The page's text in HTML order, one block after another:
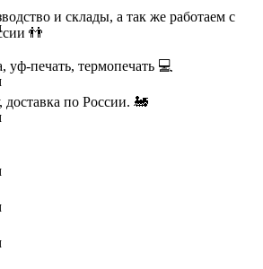
и склады, а так же работаем с
👬
уф-печать, термопечать 💻
по России. 🚂